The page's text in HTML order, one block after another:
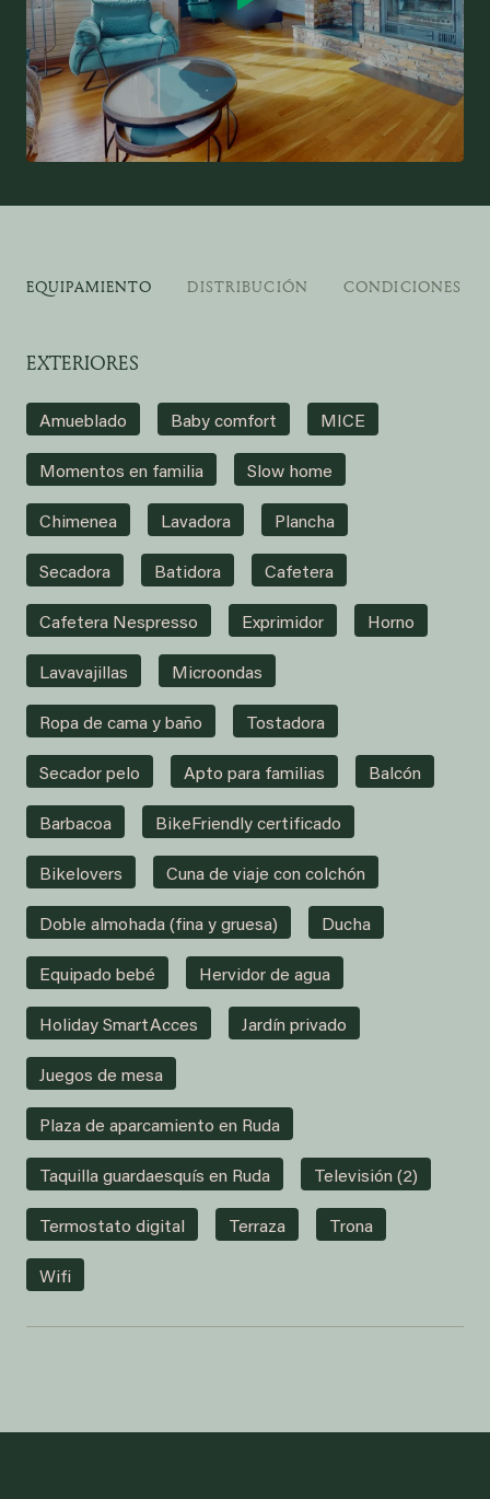
EQUIPAMIENTO DISTRIBUCIÓN CONDICIONES DE
EXTERIORES
Amueblado Baby comfort MICE
Momentos en familia Slow home
Chimenea Lavadora Plancha
Secadora Batidora Cafetera
Cafetera Nespresso Exprimidor Horno
Lavavajillas Microondas
Ropa de cama y baño Tostadora
Secador pelo Apto para familias Balcón
Barbacoa BikeFriendly certificado
Bikelovers Cuna de viaje con colchón
Doble almohada (fina y gruesa) Ducha
Equipado bebé Hervidor de agua
Holiday SmartAcces Jardín privado
Juegos de mesa
Plaza de aparcamiento en Ruda
Taquilla guardaesquís en Ruda Televisión (2)
Termostato digital Terraza Trona
Wifi